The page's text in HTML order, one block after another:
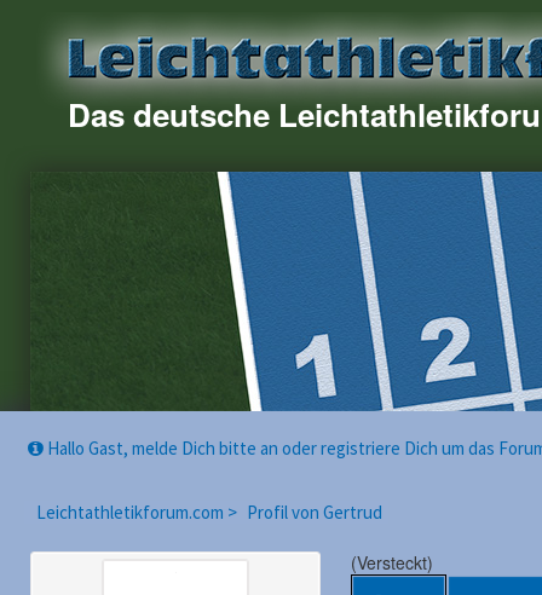
Das deutsche
Hallo Gast, melde Dich bitte an oder registriere Dich um das
Leichtathletikforum.com > Profil von Gertrud
(Versteckt)